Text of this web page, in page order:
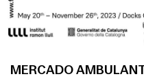
MERCADO